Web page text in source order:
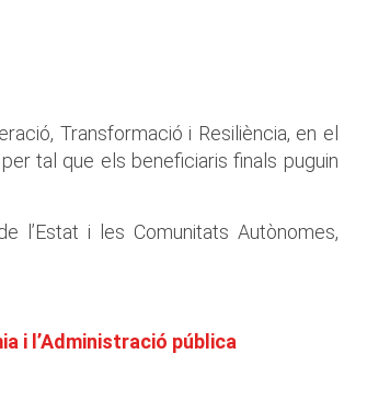
Transformació i Resiliència, en el
tal que els beneficiaris finals puguin
l’Estat i les Comunitats Autònomes,
i l’Administració pública